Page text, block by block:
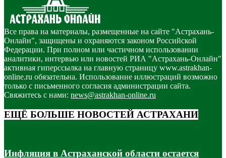
Все права на материалы, размещенные на сайте "Астрахань-
Онлайн", защищены и охраняются законом Российской
Федерации. При полном или частичном использовании
аналитики, интервью или новостей РИА "Астрахань-Онлайн"
активная гиперссылка на главную страницу www.astrakhan-
online.ru обязательна. Использование иллюстраций возможно
только с письменного согласия администрации сайта.
Свяжитесь с нами: news@astrakhan-online.ru
ЕЩЁ БОЛЬШЕ НОВОСТЕЙ АСТРАХАНИ
Инфляция в Астраханской области остается